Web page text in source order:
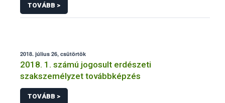
TOVÁBB >
2018. július 26, csütörtök
2018. 1. számú jogosult erdészeti
szakszemélyzet továbbképzés
TOVÁBB >